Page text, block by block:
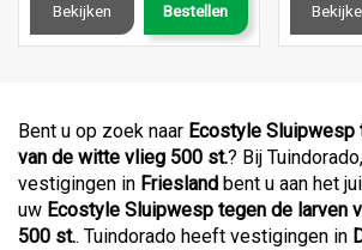
Bekijken Bestellen
Bent u op zoek naar Ecostyle Sluipwesp
van de witte vlieg 500 st.? Bij
vestigingen in Friesland bent u aan het
uw Ecostyle Sluipwesp tegen de larven
500 st.. Tuindorado heeft vestigingen in